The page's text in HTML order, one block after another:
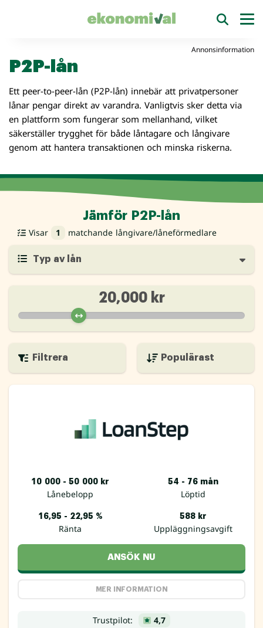
Annonsinformation
P2P-lån
Ett peer-to-peer-lån (P2P-lån) innebär att privatpersoner
lånar pengar direkt av varandra. Vanligtvis sker detta via
en plattform som fungerar som mellanhand, vilket
säkerställer trygghet för både låntagare och långivare
genom att hantera transaktionen och minska riskerna.
Jämför P2P-lån
Visar 1 matchande långivare/låneförmedlare
Typ av lån
20,000 kr
Filtrera
10 000 - 50 000 kr
Lånebelopp
54 - 76 mån
Löptid
16,95 - 22,95 %
Ränta
588 kr
Uppläggningsavgift
ANSÖK NU
MER INFORMATION
Trustpilot:
4,7